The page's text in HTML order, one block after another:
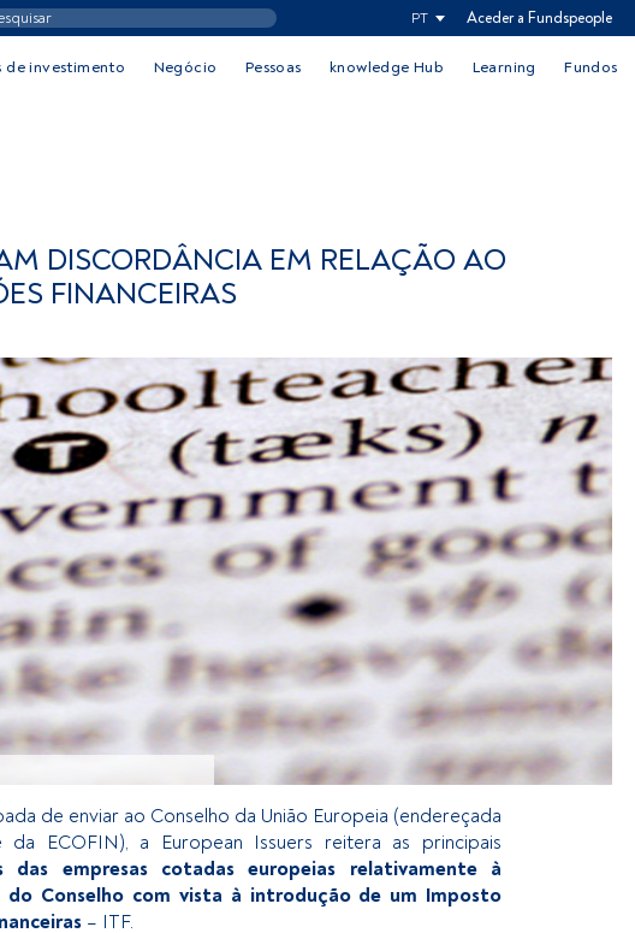
PT Aceder a Fundspeople
de investimento Negócio Pessoas knowledge Hub Learning Fundos
DISCORDÂNCIA EM RELAÇÃO AO
FINANCEIRAS
de enviar ao Conselho da União Europeia (endereçada
da ECOFIN), a European Issuers reitera as principais
das empresas cotadas europeias relativamente à
Conselho com vista à introdução de um Imposto
– ITF.